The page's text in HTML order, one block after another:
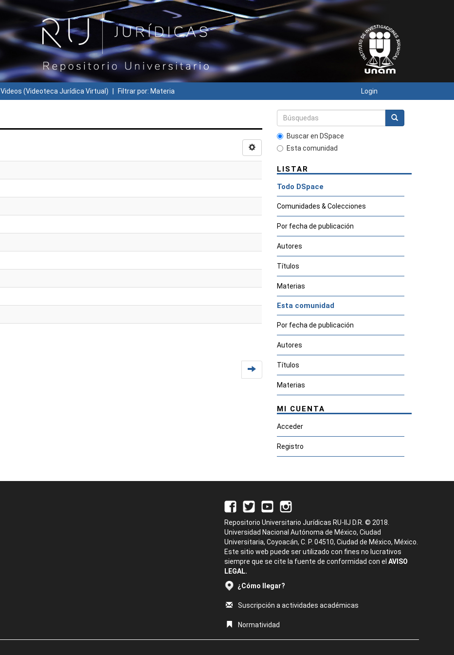
Videos (Videoteca Jurídica Virtual) Filtrar por: Materia Login
Buscar en DSpace
Esta comunidad
LISTAR
Todo DSpace
Comunidades & Colecciones
Por fecha de publicación
Autores
Títulos
Materias
Esta comunidad
Por fecha de publicación
Autores
Títulos
Materias
MI CUENTA
Acceder
Registro
Repositorio Universitario Jurídicas RU-IIJ D.R. © 2018.
Universidad Nacional Autónoma de México, Ciudad
Universitaria, Coyoacán, C. P. 04510, Ciudad de México, México.
Este sitio web puede ser utilizado con fines no lucrativos
siempre que se cite la fuente de conformidad con el AVISO
LEGAL.
¿Cómo llegar?
Suscripción a actividades académicas
Normatividad